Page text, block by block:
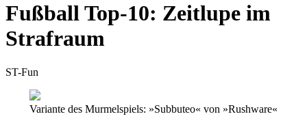
Fußball Top-10: Zeitlupe im
Strafraum
ST-Fun
Variante des Murmelspiels: »Subbuteo« von »Rushware«